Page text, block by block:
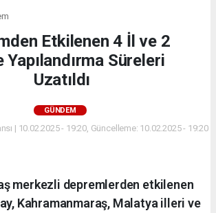
Etkilenen 4 İl ve 2
Yapılandırma Süreleri
Uzatıldı
GÜNDEM
| 10.02.2025 - 19:20, Güncelleme: 10.02.2025 - 19:20
merkezli depremlerden etkilenen
Kahramanmaraş, Malatya illeri ve